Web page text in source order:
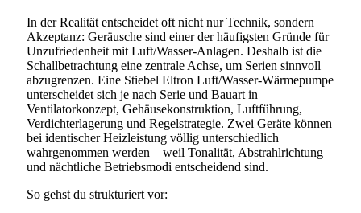
In der Realität entscheidet oft nicht nur Technik, sondern
Akzeptanz: Geräusche sind einer der häufigsten Gründe für
Unzufriedenheit mit Luft/Wasser-Anlagen. Deshalb ist die
Schallbetrachtung eine zentrale Achse, um Serien sinnvoll
abzugrenzen. Eine Stiebel Eltron Luft/Wasser-Wärmepumpe
unterscheidet sich je nach Serie und Bauart in
Ventilatorkonzept, Gehäusekonstruktion, Luftführung,
Verdichterlagerung und Regelstrategie. Zwei Geräte können
bei identischer Heizleistung völlig unterschiedlich
wahrgenommen werden – weil Tonalität, Abstrahlrichtung
und nächtliche Betriebsmodi entscheidend sind.
So gehst du strukturiert vor: